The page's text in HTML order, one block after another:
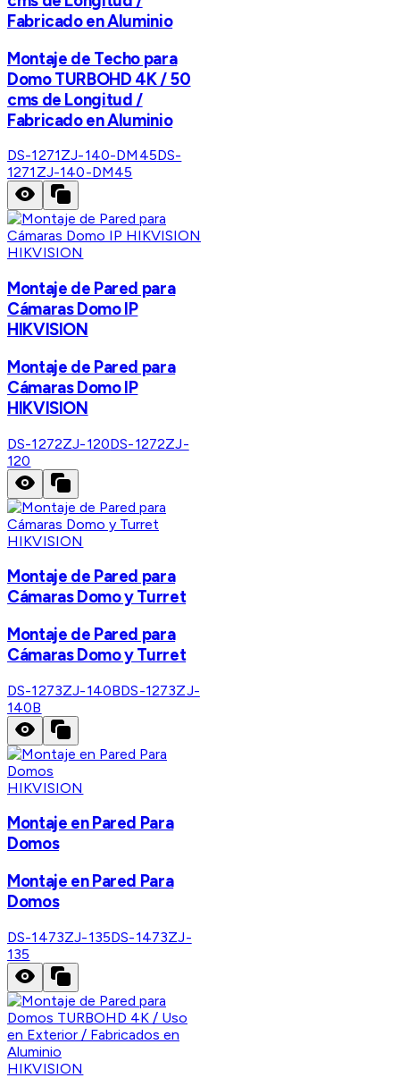
Fabricado en Aluminio
Montaje de Techo para
Domo TURBOHD 4K / 50
cms de Longitud /
Fabricado en Aluminio
DS-1271ZJ-140-DM45DS-
1271ZJ-140-DM45
HIKVISION
Montaje de Pared para
Cámaras Domo IP
HIKVISION
Montaje de Pared para
Cámaras Domo IP
HIKVISION
DS-1272ZJ-120DS-1272ZJ-
120
HIKVISION
Montaje de Pared para
Cámaras Domo y Turret
Montaje de Pared para
Cámaras Domo y Turret
DS-1273ZJ-140BDS-1273ZJ-
140B
HIKVISION
Montaje en Pared Para
Domos
Montaje en Pared Para
Domos
DS-1473ZJ-135DS-1473ZJ-
135
HIKVISION